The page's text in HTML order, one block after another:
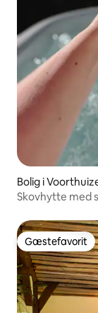
Bolig i
Skovhytte med
Gæstefavorit
Gæstefavorit